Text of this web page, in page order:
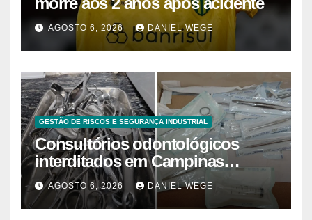
AGOSTO 6, 2026 DANIEL WEGE
GESTÃO DE RISCOS E SEGURANÇA INDUSTRIAL
Consultórios odontológicos
interditados em Campinas
superam 2025
AGOSTO 6, 2026 DANIEL WEGE